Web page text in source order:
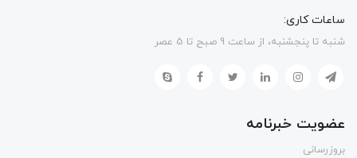
ساعات کاری:
شنبه تا پنجشنبه، از ساعت 9 صبح تا 5 عصر
عضویت خبرنامه
بروزرسانی